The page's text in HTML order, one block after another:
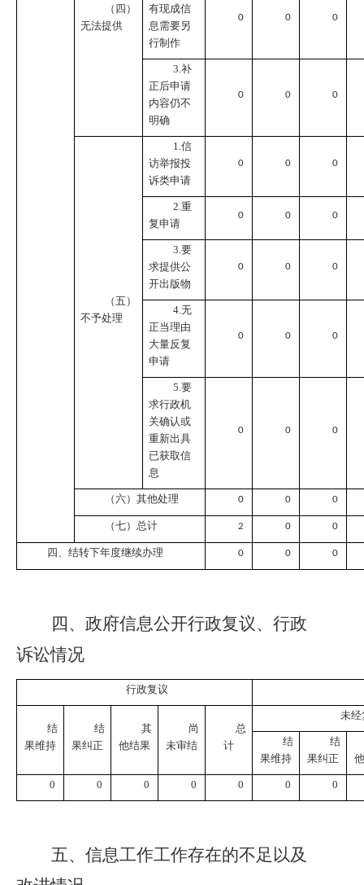
（四）
无法提供
有现成信
息需要另
行制作
0 0 0
3.补
正后申请
内容仍不
明确
0 0 0
（五）
不予处理
1.信
访举报投
诉类申请
0 0 0
2.重
复申请
0 0 0
3.要
求提供公
开出版物
0 0 0
4.无
正当理由
大量反复
申请
0 0 0
5.要
求行政机
关确认或
重新出具
已获取信
息
0 0 0
（六）其他处理 0 0 0
（七）总计 2 0 0
四、结转下年度继续办理 0 0 0
四、政府信息公开行政复议、行政
诉讼情况
行政复议
结
果维持
结
果纠正
其
他结果
尚
未审结
总
计
未经
结
果维持
结
果纠正
0 0 0 0 0 0 0
五、 信息工作工作存在的不足以及